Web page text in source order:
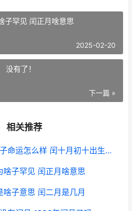
子罕见 闰正月啥意思
2025-02-20
没有了！
下一篇 »
相关推荐
闰十月出生的孩子命运怎么样 闰十月初十出生的什么命
啥子罕见 闰正月啥意思
啥子意思 闰二月是几月